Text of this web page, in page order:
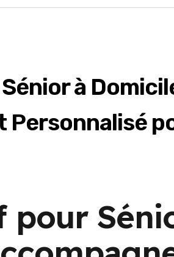
à
Personnalisé
pour